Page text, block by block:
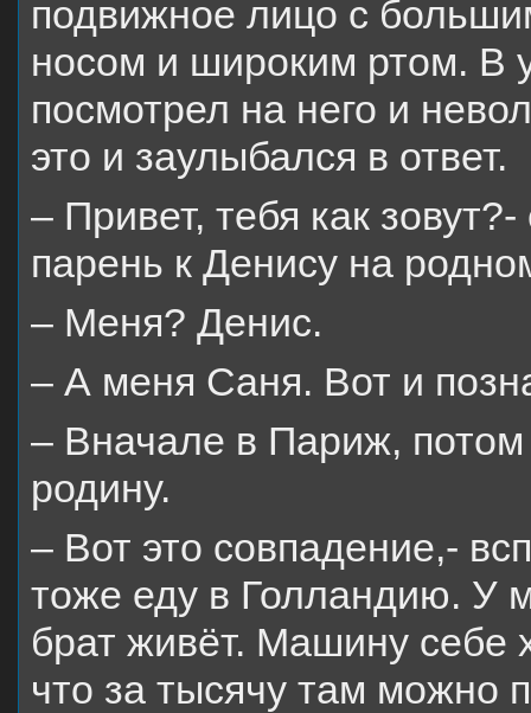
подвижное лицо с
носом и широким ртом. В
посмотрел на него и
это и заулыбался в ответ.
– Привет, тебя как
парень к Денису на
– Меня? Денис.
– А меня Саня. Вот и
– Вначале в Париж,
родину.
– Вот это совпадение,-
тоже еду в Голландию. У
брат живёт. Машину себе
что за тысячу там можно